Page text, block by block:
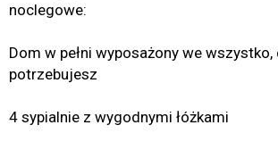
noclegowe:
Dom w pełni wyposażony we wszystko,
potrzebujesz
4 sypialnie z wygodnymi łóżkami